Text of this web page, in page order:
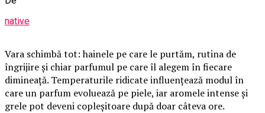
native
Vara schimbă tot: hainele pe care le purtăm, rutina de
îngrijire și chiar parfumul pe care îl alegem în fiecare
dimineață. Temperaturile ridicate influențează modul în
care un parfum evoluează pe piele, iar aromele intense și
grele pot deveni copleșitoare după doar câteva ore.